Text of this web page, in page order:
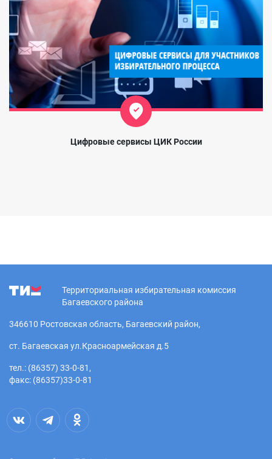
Цифровые сервисы ЦИК России
Территориальная избирательная комиссия
Багаевского района
346610 Ростовская область, Багаевский район,
ст. Багаевская ул.Красноармейская д.5
тел.: (86357) 33-0-81,
факс: (86357)33-0-81